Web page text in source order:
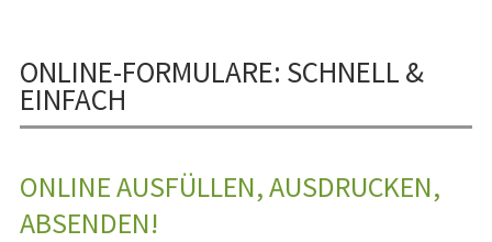
ONLINE-FORMULARE: SCHNELL &
EINFACH
ONLINE AUSFÜLLEN, AUSDRUCKEN,
ABSENDEN!